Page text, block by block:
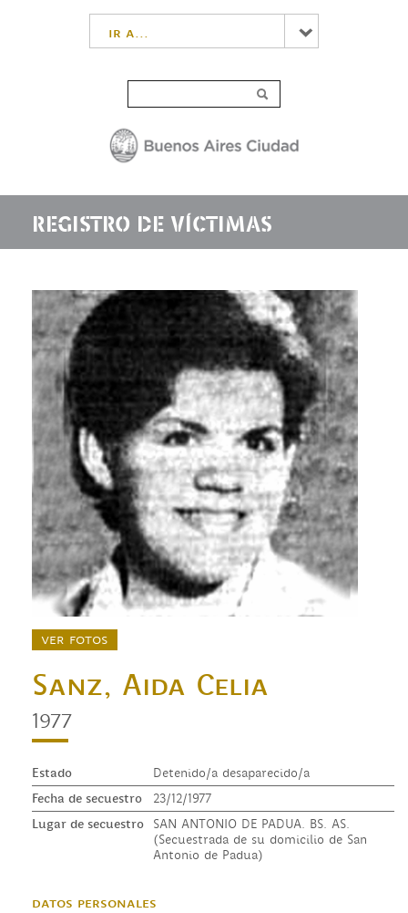
ir a...
REGISTRO DE VÍCTIMAS
ver fotos
Sanz, Aida Celia
1977
Estado
Detenido/a desaparecido/a
Fecha de secuestro
23/12/1977
Lugar de secuestro
SAN ANTONIO DE PADUA. BS. AS.
(Secuestrada de su domicilio de San
Antonio de Padua)
datos personales